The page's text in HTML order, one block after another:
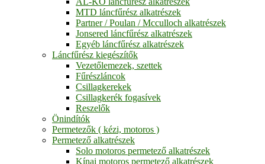
MTD láncfűrész alkatrészek
Partner / Poulan / Mcculloch alkatrészek
Jonsered láncfűrész alkatrészek
Egyéb láncfűrész alkatrészek
Láncfűrész kiegészítők
Vezetőlemezek, szettek
Fűrészláncok
Csillagkerekek
Csillagkerék fogasívek
Reszelők
Önindítók
Permetezők ( kézi, motoros )
Permetező alkatrészek
Solo motoros permetező alkatrészek
Kínai motoros permetező alkatrészek